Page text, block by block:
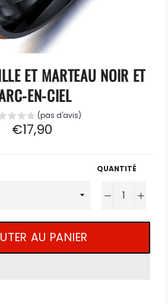
ET MARTEAU NOIR ET
EN-CIEL
(pas d'avis)
Prix
régulier
€17,90
QUANTITÉ
− +
AU PANIER